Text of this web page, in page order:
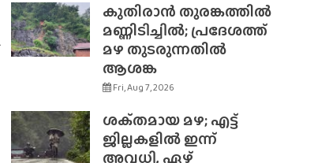
കുതിരാൻ തുരങ്കത്തിൽ
മണ്ണിടിച്ചിൽ; പ്രദേശത്ത്
മഴ തുടരുന്നതിൽ
ആശങ്ക
Fri, Aug 7, 2026
ശക്‌തമായ മഴ; എട്ട്
ജില്ലകളിൽ ഇന്ന്
അവധി, ഏഴ്